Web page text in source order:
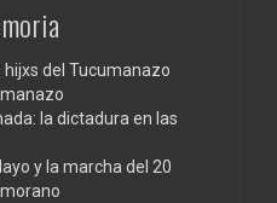
del Tucumanazo
la dictadura en las
y la marcha del 20